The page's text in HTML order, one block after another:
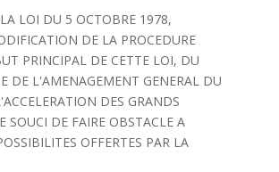
LOI DU 5 OCTOBRE 1978,
DE LA PROCEDURE
PRINCIPAL DE CETTE LOI, DU
DE L'AMENAGEMENT GENERAL DU
DES GRANDS
SOUCI DE FAIRE OBSTACLE A
OFFERTES PAR LA